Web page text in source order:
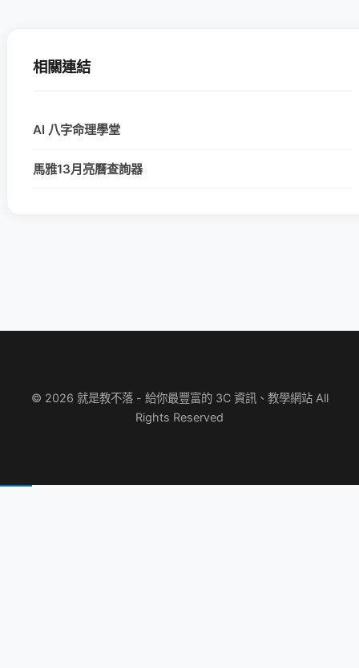
相關連結
AI 八字命理學堂
馬雅13月亮曆查詢器
© 2026 就是教不落 - 給你最豐富的 3C 資訊、教學網站 All
Rights Reserved